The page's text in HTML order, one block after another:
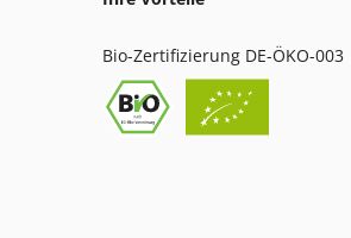
Bio-Zertifizierung DE-ÖKO-003